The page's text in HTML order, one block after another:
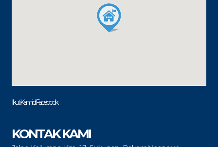
Ikuti Kami di Facebook
KONTAK KAMI